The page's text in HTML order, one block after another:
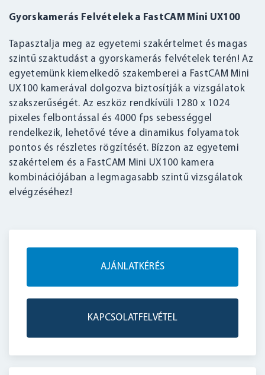
Gyorskamerás Felvételek a FastCAM Mini UX100
Tapasztalja meg az egyetemi szakértelmet és magas
szintű szaktudást a gyorskamerás felvételek terén! Az
egyetemünk kiemelkedő szakemberei a FastCAM Mini
UX100 kamerával dolgozva biztosítják a vizsgálatok
szakszerűségét. Az eszköz rendkívüli 1280 x 1024
pixeles felbontással és 4000 fps sebességgel
rendelkezik, lehetővé téve a dinamikus folyamatok
pontos és részletes rögzítését. Bízzon az egyetemi
szakértelem és a FastCAM Mini UX100 kamera
kombinációjában a legmagasabb szintű vizsgálatok
elvégzéséhez!
AJÁNLATKÉRÉS
KAPCSOLATFELVÉTEL